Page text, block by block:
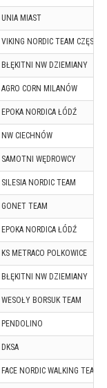
UNIA MIAST
VIKING NORDIC TEAM
BŁĘKITNI NW DZIEMIANY
AGRO CORN MILANÓW
EPOKA NORDICA ŁÓDŹ
NW CIECHNÓW
SAMOTNI WĘDROWCY
SILESIA NORDIC TEAM
GONET TEAM
EPOKA NORDICA ŁÓDŹ
KS METRACO POLKOWICE
BŁĘKITNI NW DZIEMIANY
WESOŁY BORSUK TEAM
PENDOLINO
DKSA
FACE NORDIC WALKING TEAM